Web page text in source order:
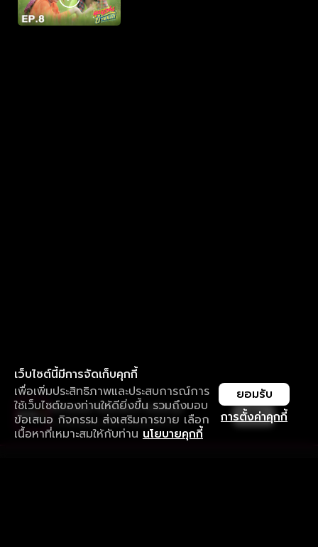
เว็บไซต์นี้มีการจัดเก็บคุกกี้
เพื่อเพิ่มประสิทธิภาพและประสบการณ์การ
ใช้เว็บไซต์ของท่านให้ดียิ่งขึ้น รวมถึงมอบ
ข้อเสนอ กิจกรรม ส่งเสริมการขาย เลือก
เนื้อหาที่เหมาะสมให้กับท่าน นโยบายคุกกี้
การตั้งค่าคุกกี้
ยอมรับ
ใช้งานแอป ลื่นไหลกว่า ไม่มีสะดุด
ดาวน์โหลดแอปเพื่อการรับชมที่ดีกว่า เปิด